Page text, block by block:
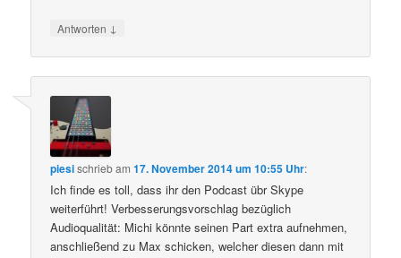
Antworten ↓
piesischriebam17. November 2014 um 10:55 Uhr:
Ich finde es toll, dass ihr den Podcast übr Skype
weiterführt! Verbesserungsvorschlag bezüglich
Audioqualität: Michi könnte seinen Part extra aufnehmen,
anschließend zu Max schicken, welcher diesen dann mit